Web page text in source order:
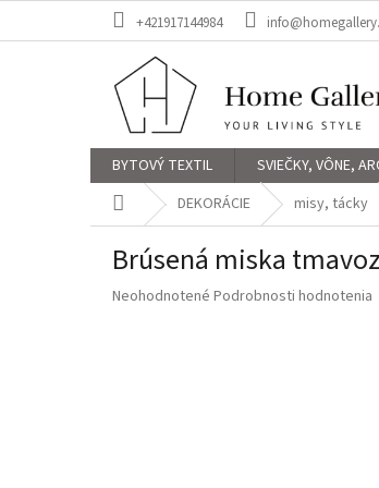
+421917144984
BYTOVÝ TEXTIL SVIEČKY, VÔNE,
DomovDEKORÁCIE misy, tácky
Brúsená miska
Priemerné
Neohodnotené Podrobnosti hodnotenia